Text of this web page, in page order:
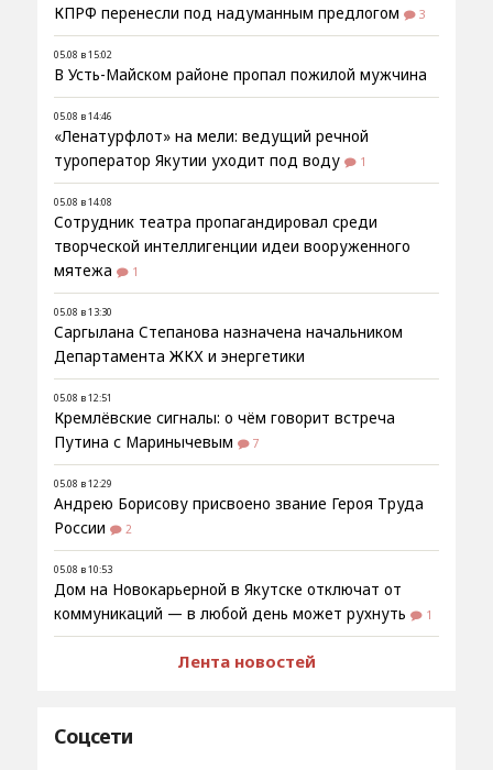
КПРФ перенесли под надуманным предлогом
3
05.08 в 15:02
В Усть-Майском районе пропал пожилой мужчина
05.08 в 14:46
«Ленатурфлот» на мели: ведущий речной
туроператор Якутии уходит под воду
1
05.08 в 14:08
Сотрудник театра пропагандировал среди
творческой интеллигенции идеи вооруженного
мятежа
1
05.08 в 13:30
Саргылана Степанова назначена начальником
Департамента ЖКХ и энергетики
05.08 в 12:51
Кремлёвские сигналы: о чём говорит встреча
Путина с Маринычевым
7
05.08 в 12:29
Андрею Борисову присвоено звание Героя Труда
России
2
05.08 в 10:53
Дом на Новокарьерной в Якутске отключат от
коммуникаций — в любой день может рухнуть
1
Лента новостей
Соцсети